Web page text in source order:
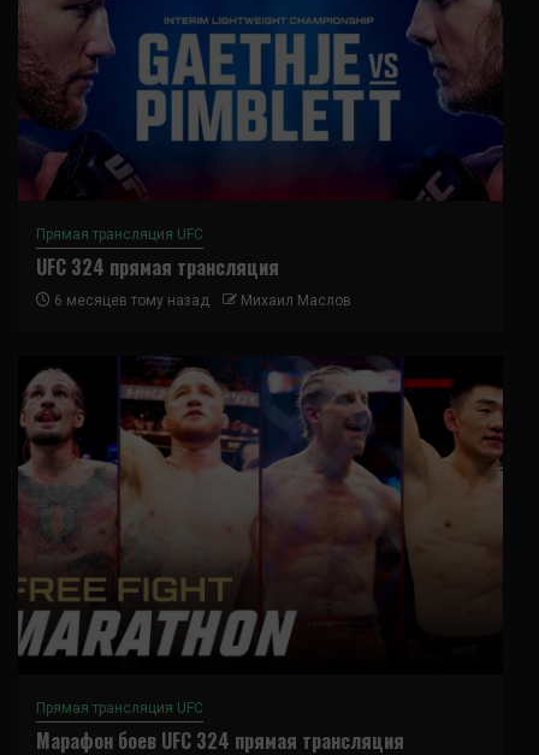
Прямая трансляция UFC
UFC 324 прямая трансляция
6 месяцев тому назад Михаил Маслов
Прямая трансляция UFC
Марафон боев UFC 324 прямая трансляция